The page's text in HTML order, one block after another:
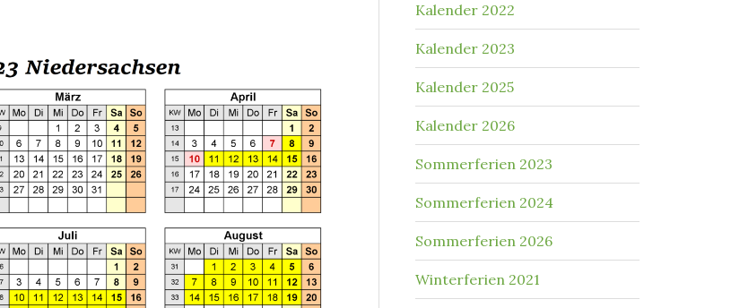
Kalender 2022
Kalender 2023
Kalender 2025
Kalender 2026
Sommerferien 2023
Sommerferien 2024
Sommerferien 2026
Winterferien 2021